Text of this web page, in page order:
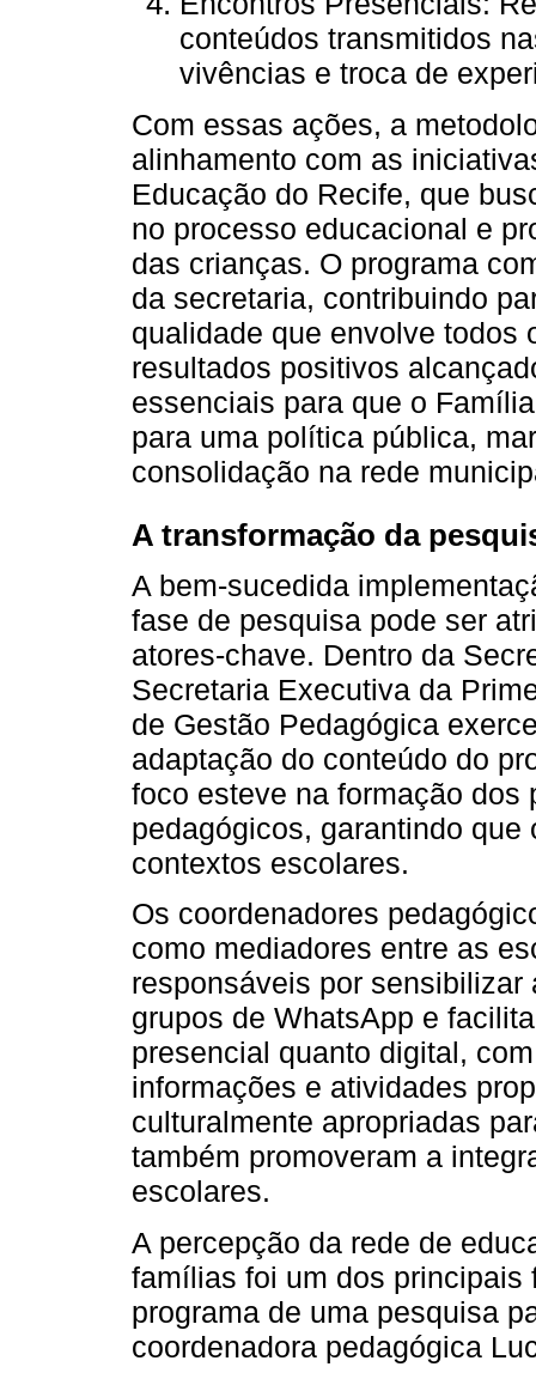
conteúdos transmitidos
vivências e troca de
Com essas ações, a
alinhamento com as
Educação do Recife, que
no processo educacional e
das crianças. O programa
da secretaria, contribuindo
qualidade que envolve todos
resultados positivos
essenciais para que o
para uma política pública,
consolidação na rede
A transformação da
A bem-sucedida
fase de pesquisa pode ser
atores-chave. Dentro da
Secretaria Executiva da
de Gestão Pedagógica
adaptação do conteúdo do
foco esteve na formação dos
pedagógicos, garantindo
contextos escolares.
Os coordenadores
como mediadores entre as
responsáveis por
grupos de WhatsApp e
presencial quanto digital,
informações e atividades
culturalmente apropriadas
também promoveram a
escolares.
A percepção da rede de
famílias foi um dos principais
programa de uma pesquisa
coordenadora pedagógica